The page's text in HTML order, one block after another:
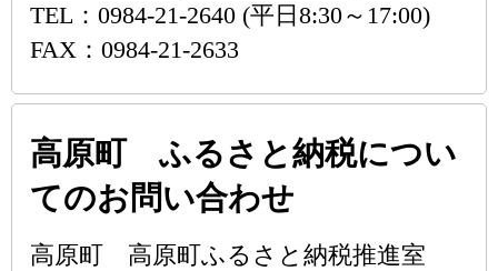
TEL：0984-21-2640 (平日8:30～17:00)
FAX：0984-21-2633
高原町 ふるさと納税につい
てのお問い合わせ
高原町 高原町ふるさと納税推進室